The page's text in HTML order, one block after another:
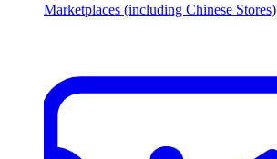
Marketplaces (including Chinese Stores)